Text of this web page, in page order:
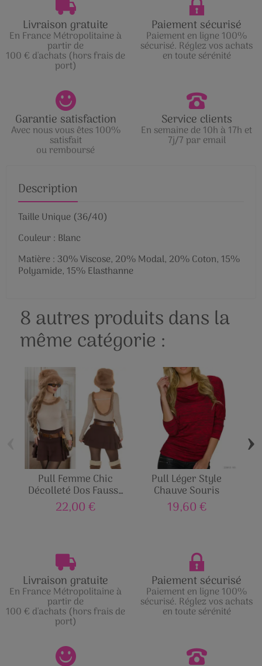
Livraison gratuite
En France Métropolitaine à
partir de
100 € d'achats (hors frais de
port)
Paiement sécurisé
Paiement en ligne 100%
sécurisé. Réglez vos achats
en toute sérénité
Garantie satisfaction
Avec nous vous êtes 100%
satisfait
ou remboursé
Service clients
En semaine de 10h à 17h et
7j/7 par email
Description
Taille Unique (36/40)
Couleur : Blanc
Matière : 30% Viscose, 20% Modal, 20% Coton, 15%
Polyamide, 15% Elasthanne
8 autres produits dans la
même catégorie :
Pull Femme Chic
Décolleté Dos Fausse
Fourrure
22,00 €
Pull Léger Style
Chauve Souris
19,60 €
›
Livraison gratuite
En France Métropolitaine à
partir de
100 € d'achats (hors frais de
port)
Paiement sécurisé
Paiement en ligne 100%
sécurisé. Réglez vos achats
en toute sérénité